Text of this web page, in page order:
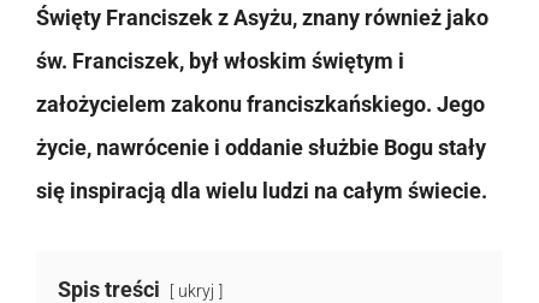
Święty Franciszek z Asyżu, znany również jako
św. Franciszek, był włoskim świętym i
założycielem zakonu franciszkańskiego. Jego
życie, nawrócenie i oddanie służbie Bogu stały
się inspiracją dla wielu ludzi na całym świecie.
Spis treści ukryj